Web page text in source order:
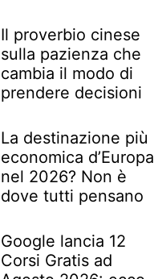
Il proverbio cinese
sulla pazienza che
cambia il modo di
prendere decisioni
La destinazione più
economica d’Europa
nel 2026? Non è
dove tutti pensano
Google lancia 12
Corsi Gratis ad